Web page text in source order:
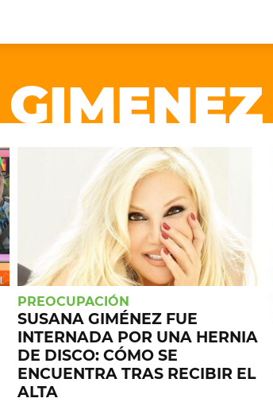
HAIR RECOVERY
ENTROMETIDOS EN LA TELE
ENTRE NOS
MODO FONTEVECCHIA
PERIODISMO PURO
REPERFILAR
TODOS
FIESTAS
BELLEZA
FULL FACE TV
DESAFÍO 10
AGENDA
PREOCUPACIÓN
SUSANA GIMÉNEZ FUE
INTERNADA POR UNA HERNIA
DE DISCO: CÓMO SE
ENCUENTRA TRAS RECIBIR EL
ALTA